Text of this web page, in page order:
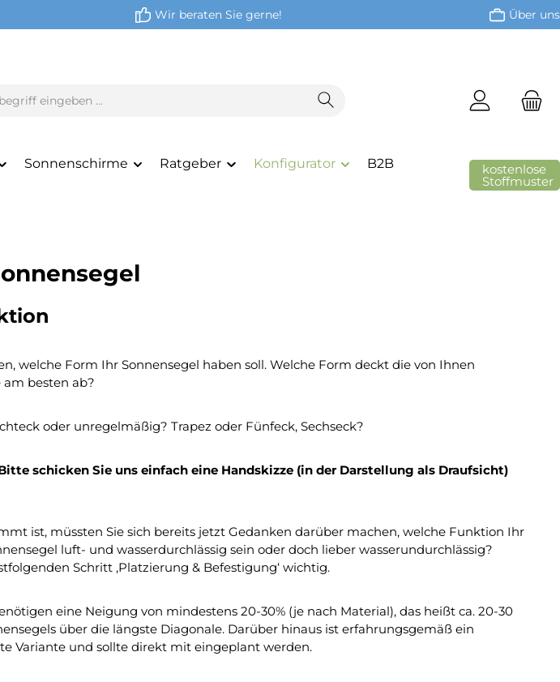
Wir beraten Sie gerne! Über uns
Sonnenschirme Ratgeber Konfigurator B2B kostenlose
Stoffmuster
welche Form Ihr Sonnensegel haben soll. Welche Form deckt die von Ihnen
besten ab?
oder unregelmäßig? Trapez oder Fünfeck, Sechseck?
schicken Sie uns einfach eine Handskizze (in der Darstellung als Draufsicht)
ist, müssten Sie sich bereits jetzt Gedanken darüber machen, welche Funktion Ihr
luft- und wasserdurchlässig sein oder doch lieber wasserundurchlässig?
Schritt ‚Platzierung & Befestigung‘ wichtig.
eine Neigung von mindestens 20-30% (je nach Material), das heißt ca. 20-30
über die längste Diagonale. Darüber hinaus ist erfahrungsgemäß ein
Variante und sollte direkt mit eingeplant werden.